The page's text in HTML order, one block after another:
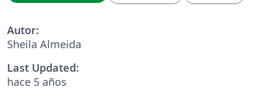
Autor:
Sheila Almeida
Last Updated:
hace 5 años